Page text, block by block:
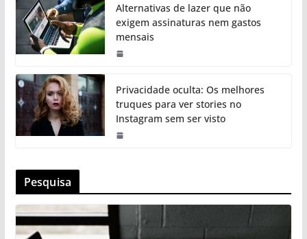
Alternativas de lazer que não
exigem assinaturas nem gastos
mensais
Privacidade oculta: Os melhores
truques para ver stories no
Instagram sem ser visto
Pesquisa